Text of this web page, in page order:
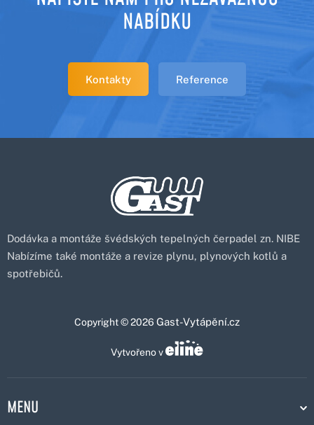
NABÍDKU
Kontakty Reference
Dodávka a montáže švédských tepelných čerpadel zn. NIBE
Nabízíme také montáže a revize plynu, plynových kotlů a
spotřebičů.
Copyright © 2026 Gast-Vytápění.cz
Vytvořeno v
MENU